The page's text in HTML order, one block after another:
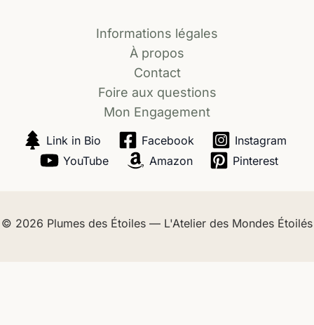
Informations légales
À propos
Contact
Foire aux questions
Mon Engagement
Link in Bio Facebook
Instagram
YouTube
Amazon Pinterest
© 2026 Plumes des Étoiles — L'Atelier des Mondes Étoilés